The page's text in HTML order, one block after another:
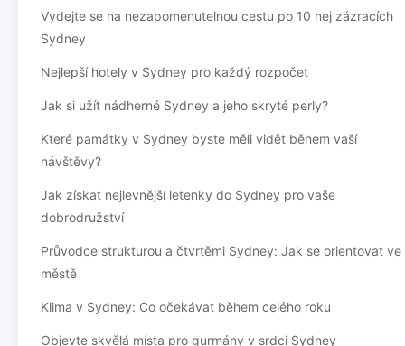
Vydejte se na nezapomenutelnou cestu po 10 nej zázracích
Sydney
Nejlepší hotely v Sydney pro každý rozpočet
Jak si užít nádherné Sydney a jeho skryté perly?
Které památky v Sydney byste měli vidět během vaší
návštěvy?
Jak získat nejlevnější letenky do Sydney pro vaše
dobrodružství
Průvodce strukturou a čtvrtěmi Sydney: Jak se orientovat ve
městě
Klima v Sydney: Co očekávat během celého roku
Objevte skvělá místa pro gurmány v srdci Sydney